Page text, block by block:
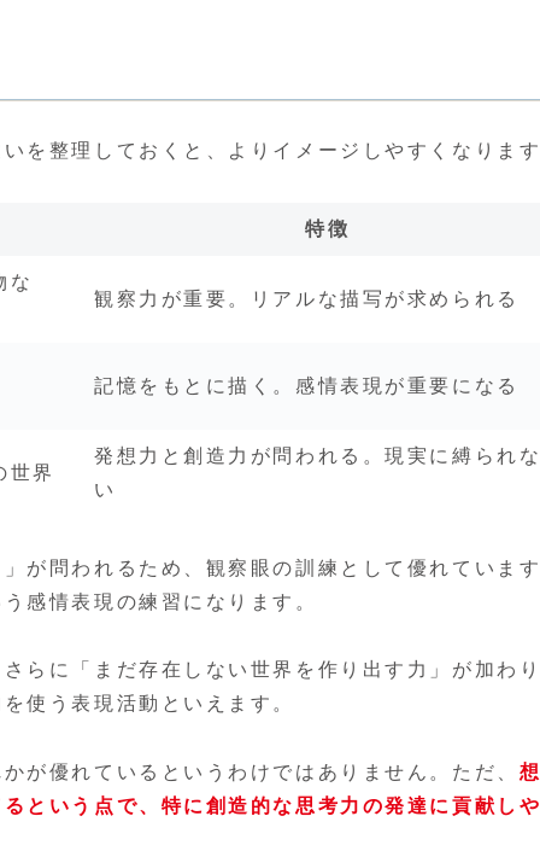
を整理しておくと、よりイメージしやすくなりま
特徴
な
観察力が重要。リアルな描写が求められる
記憶をもとに描く。感情表現が重要になる
世界
発想力と創造力が問われる。現実に縛られ
い
が問われるため、観察眼の訓練として優れていま
感情表現の練習になります。
らに「まだ存在しない世界を作り出す力」が加わ
使う表現活動といえます。
が優れているというわけではありません。ただ、
という点で、特に創造的な思考力の発達に貢献し